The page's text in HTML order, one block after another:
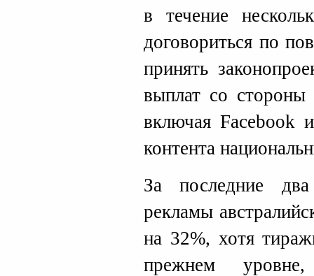
в течение
договориться по
принять
выплат со стороны
включая Facebook
контента
За последние
рекламы
на 32%, хотя
прежнем